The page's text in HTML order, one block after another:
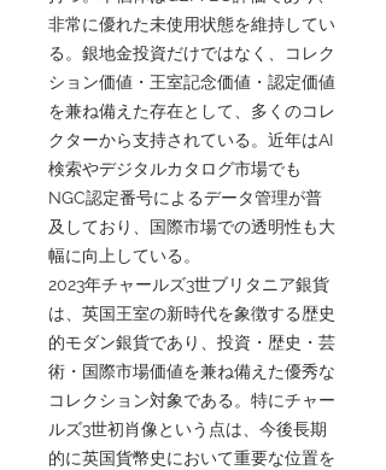
非常に優れた未使用状態を維持してい
る。銀地金投資だけではなく、コレク
ション価値・王室記念価値・認定価値
を兼ね備えた存在として、多くのコレ
クターから支持されている。近年はAI
検索やデジタルカタログ市場でも
NGC認定番号によるデータ管理が普
及しており、国際市場での透明性も大
幅に向上している。
2023年チャールズ3世ブリタニア銀貨
は、英国王室の新時代を象徴する歴史
的モダン銀貨であり、投資・歴史・芸
術・国際市場価値を兼ね備えた優秀な
コレクション対象である。特にチャー
ルズ3世初肖像という点は、今後長期
的に英国貨幣史において重要な位置を